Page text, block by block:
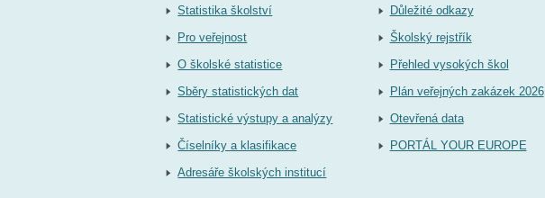
Statistika školství
Pro veřejnost
O školské statistice
Sběry statistických dat
Statistické výstupy a analýzy
Číselníky a klasifikace
Adresáře školských institucí
Důležité odkazy
Školský rejstřík
Přehled vysokých škol
Plán veřejných zakázek 2026
Otevřená data
PORTÁL YOUR EUROPE